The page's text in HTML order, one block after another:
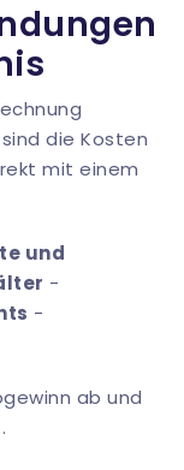
sind die Kosten
mit einem
und
-
-
ab und
.